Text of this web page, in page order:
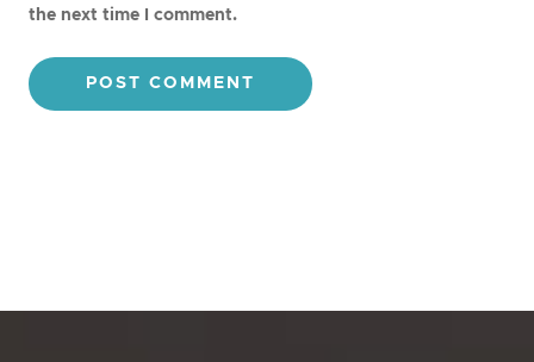
the next time I comment.